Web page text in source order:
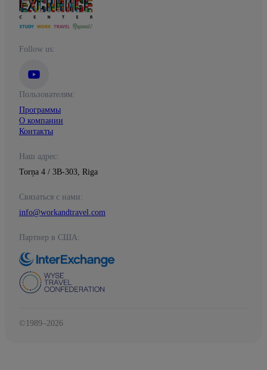
Follow us:
Пользователям:
Программы
О компании
Контакты
Наш адрес:
Torņa 4 / 3B-303, Riga
Связаться с нами:
info@workandtravel.com
Партнер в США:
©1989–2026